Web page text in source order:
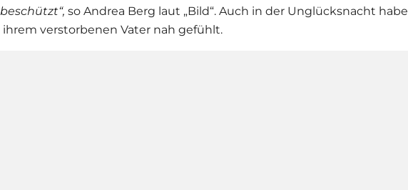
so Andrea Berg laut „Bild“. Auch in der Unglücksnacht habe
ihrem verstorbenen Vater nah gefühlt.